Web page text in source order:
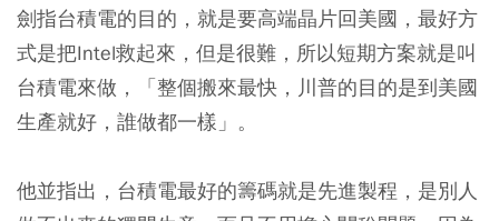
劍指台積電的目的，就是要高端晶片回美國，最好方
式是把Intel救起來，但是很難，所以短期方案就是叫
台積電來做，「整個搬來最快，川普的目的是到美國
生產就好，誰做都一樣」。
他並指出，台積電最好的籌碼就是先進製程，是別人